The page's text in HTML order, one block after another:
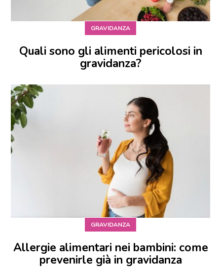
GRAVIDANZA
Quali sono gli alimenti pericolosi in
gravidanza?
GRAVIDANZA
Allergie alimentari nei bambini: come
prevenirle già in gravidanza